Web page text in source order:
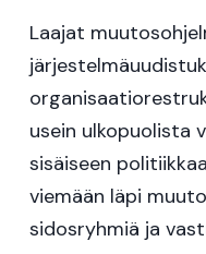
Laajat
usein ulkopuolista
sisäiseen
viemään läpi
sidosryhmiä ja